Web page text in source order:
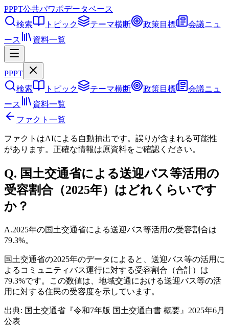
PPPT公共パワポデータベース
検索
トピック テーマ横断 政策目標
会議ニュ
ース
資料一覧
PPPT
検索
トピック テーマ横断 政策目標
会議ニュ
ース
資料一覧
ファクト一覧
ファクトはAIによる自動抽出です。誤りが含まれる可能性
があります。正確な情報は原資料をご確認ください。
Q. 国土交通省による送迎バス等活用の
受容割合（2025年）はどれくらいです
か？
A.2025年の国土交通省による送迎バス等活用の受容割合は
79.3%。
国土交通省の2025年のデータによると、送迎バス等の活用に
よるコミュニティバス運行に対する受容割合（合計）は
79.3%です。この数値は、地域交通における送迎バス等の活
用に対する住民の受容度を示しています。
出典: 国土交通省『令和7年版 国土交通白書 概要』2025年6月
公表